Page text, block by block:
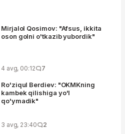
Mirjalol Qosimov: "Afsus, ikkita
oson golni o'tkazib yubordik"
4 avg, 00:12 7
Ro'ziqul Berdiev: "OKMKning
kambek qilishiga yo'l
qo'ymadik"
3 avg, 23:40 2